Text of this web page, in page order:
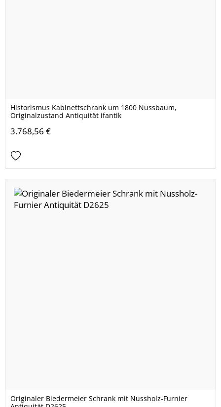
Historismus Kabinettschrank um 1800 Nussbaum,
Originalzustand Antiquität ifantik
3.768,56 €
Originaler Biedermeier Schrank mit Nussholz-Furnier